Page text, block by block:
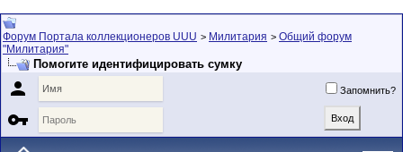
Форум Портала коллекционеров UUU > Милитария > Общий форум
"Милитария"
Помогите идентифицировать сумку
 Запомнить?
